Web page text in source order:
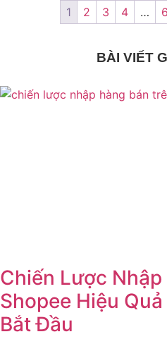
1 2 3 4 …
BÀI VIẾT
Chiến Lược Nhập
Shopee Hiệu
Bắt Đầu